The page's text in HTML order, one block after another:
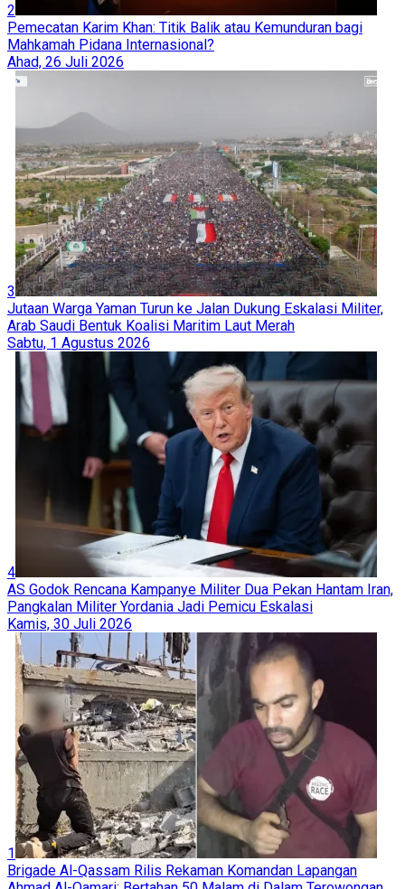
2
Pemecatan Karim Khan: Titik Balik atau Kemunduran bagi
Mahkamah Pidana Internasional?
Ahad, 26 Juli 2026
3
Jutaan Warga Yaman Turun ke Jalan Dukung Eskalasi Militer,
Arab Saudi Bentuk Koalisi Maritim Laut Merah
Sabtu, 1 Agustus 2026
4
AS Godok Rencana Kampanye Militer Dua Pekan Hantam Iran,
Pangkalan Militer Yordania Jadi Pemicu Eskalasi
Kamis, 30 Juli 2026
1
Brigade Al-Qassam Rilis Rekaman Komandan Lapangan